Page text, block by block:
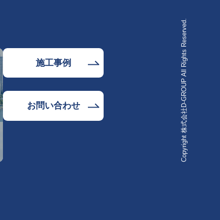
施工事例
お問い合わせ Copyright 株式会社D-GROUP All Rights Reserved.